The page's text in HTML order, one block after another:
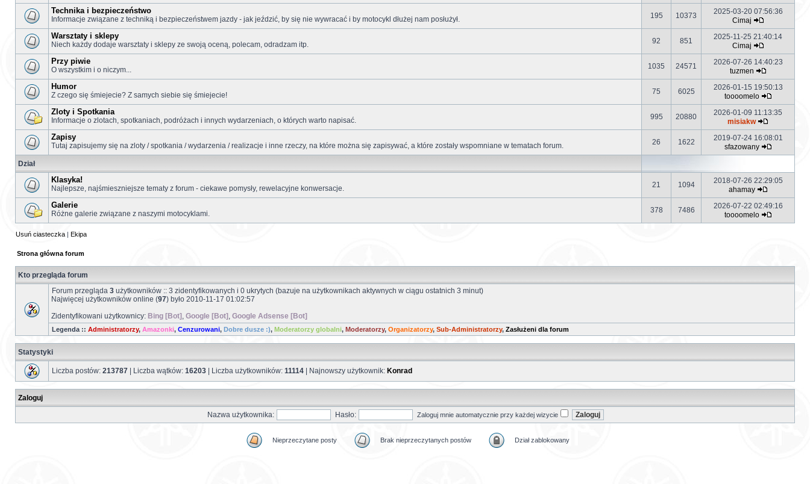
Technika i bezpieczeństwo
Informacje związane z techniką i bezpieczeństwem jazdy - jak jeździć, by się nie wywracać i by motocykl dłużej nam posłużył. 195 10373
2025-03-20 07:56:36
Cimaj
Warsztaty i sklepy
Niech każdy dodaje warsztaty i sklepy ze swoją oceną, polecam, odradzam itp. 92 851
2025-11-25 21:40:14
Cimaj
Przy piwie
O wszystkim i o niczym... 1035 24571
2026-07-26 14:40:23
tuzmen
Humor
Z czego się śmiejecie? Z samych siebie się śmiejecie! 75 6025
2026-01-15 19:50:13
toooomelo
Zloty i Spotkania
Informacje o zlotach, spotkaniach, podróżach i innych wydarzeniach, o których warto napisać. 995 20880
2026-01-09 11:13:35
misiakw
Zapisy
Tutaj zapisujemy się na zloty / spotkania / wydarzenia / realizacje i inne rzeczy, na które można się zapisywać, a które zostały wspomniane w tematach forum. 26 1622
2019-07-24 16:08:01
sfazowany
Dział
Klasyka!
Najlepsze, najśmieszniejsze tematy z forum - ciekawe pomysły, rewelacyjne konwersacje. 21 1094
2018-07-26 22:29:05
ahamay
Galerie
Różne galerie związane z naszymi motocyklami. 378 7486
2026-07-22 02:49:16
toooomelo
Usuń ciasteczka | Ekipa
Strona główna forum
Kto przegląda forum
Forum przegląda 3 użytkowników :: 3 zidentyfikowanych i 0 ukrytych (bazuje na użytkownikach aktywnych w ciągu ostatnich 3 minut)
Najwięcej użytkowników online (97) było 2010-11-17 01:02:57
Zidentyfikowani użytkownicy: Bing [Bot] , Google [Bot] , Google Adsense [Bot]
Legenda :: Administratorzy, Amazonki, Cenzurowani, Dobre dusze :), Moderatorzy globalni, Moderatorzy, Organizatorzy, Sub-Administratorzy, Zasłużeni dla forum
Statystyki
Liczba postów: 213787 | Liczba wątków: 16203 | Liczba użytkowników: 11114 | Najnowszy użytkownik: Konrad
Zaloguj
Nazwa użytkownika:
Hasło: Zaloguj mnie automatycznie przy każdej wizycie
Nieprzeczytane posty Brak nieprzeczytanych postów Dział zablokowany